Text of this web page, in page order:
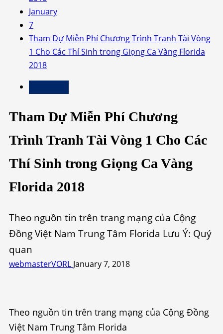
January
7
Tham Dự Miễn Phí Chương Trình Tranh Tài Vòng
1 Cho Các Thí Sinh trong Giọng Ca Vàng Florida
2018
Tham Dự Miễn Phí Chương
Trình Tranh Tài Vòng 1 Cho Các
Thí Sinh trong Giọng Ca Vàng
Florida 2018
Theo nguồn tin trên trang mạng của Cộng
Đồng Việt Nam Trung Tâm Florida Lưu Ý: Quý
quan
webmasterVORL January 7, 2018
Theo nguồn tin trên trang mạng của Cộng Đồng
Việt Nam Trung Tâm Florida